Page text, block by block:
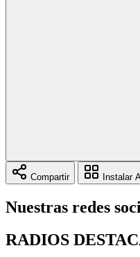
Compartir Instalar
Nuestras redes
RADIOS